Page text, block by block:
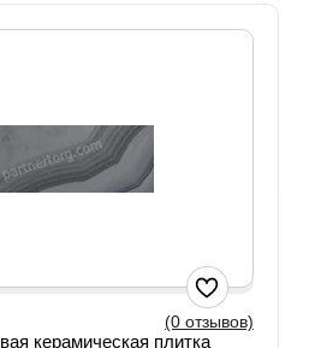
(0 отзывов)
керамическая плитка